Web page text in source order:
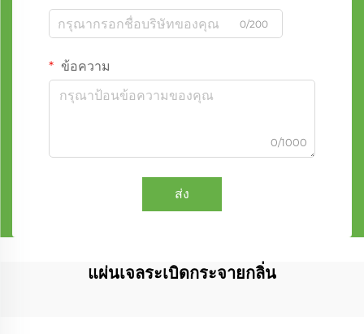
0/200
ข้อความ
0/1000
ส่ง
แผ่นเจลระเบิดกระจายกลิ่น